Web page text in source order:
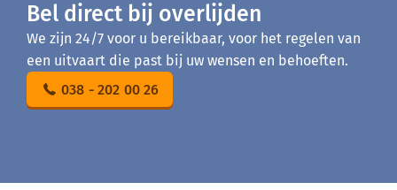
Bel direct bij overlijden
We zijn 24/7 voor u bereikbaar, voor het regelen van
een uitvaart die past bij uw wensen en behoeften.
038 - 202 00 26